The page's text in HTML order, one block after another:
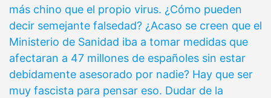
más chino que el propio virus. ¿Cómo pueden
decir semejante falsedad? ¿Acaso se creen que el
Ministerio de Sanidad iba a tomar medidas que
afectaran a 47 millones de españoles sin estar
debidamente asesorado por nadie? Hay que ser
muy fascista para pensar eso. Dudar de la